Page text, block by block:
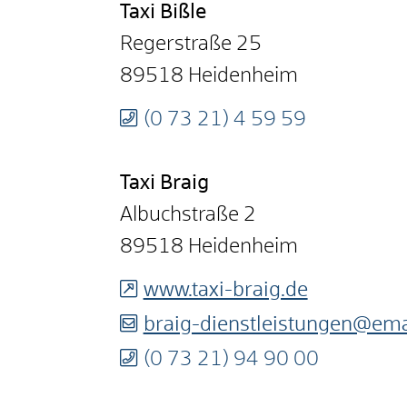
Taxi Bißle
Regerstraße 25
89518 Heidenheim
(0 73 21) 4 59 59
Taxi Braig
Albuchstraße 2
89518 Heidenheim
www.taxi-braig.de
braig-
(0 73 21) 94 90 00